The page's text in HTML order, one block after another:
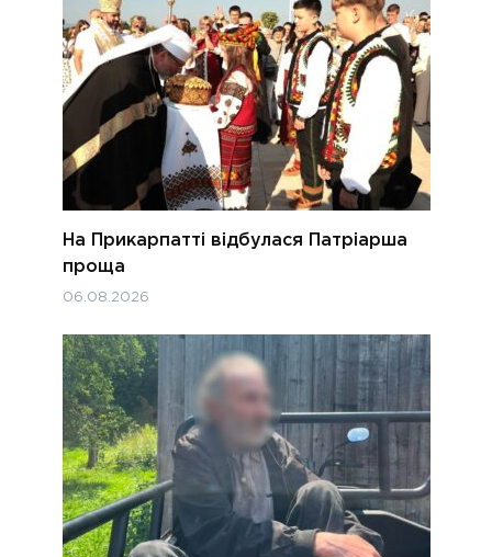
На Прикарпатті відбулася Патріарша
проща
06.08.2026